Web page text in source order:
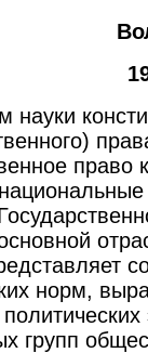
науки
норм,
групп